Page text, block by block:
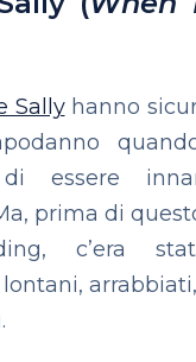
Sallyhanno
di essere
prima di
c’era